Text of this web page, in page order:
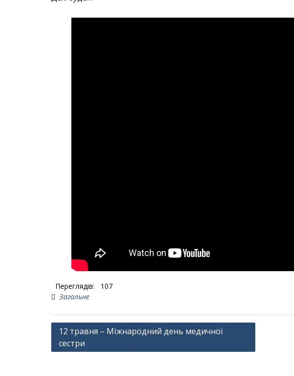
Переглядів:
107
Загальне
Навігація
записів
12 травня – Міжнародний день медичної
сестри